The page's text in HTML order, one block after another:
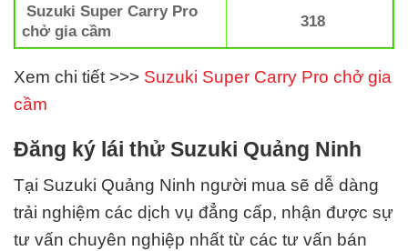
Suzuki Super Carry Pro
chở gia cầm
318
Xem chi tiết >>> Suzuki Super Carry Pro chở gia
cầm
Đăng ký lái thử Suzuki Quảng Ninh
Tại Suzuki Quảng Ninh người mua sẽ dễ dàng
trải nghiệm các dịch vụ đẳng cấp, nhận được sự
tư vấn chuyên nghiệp nhất từ các tư vấn bán